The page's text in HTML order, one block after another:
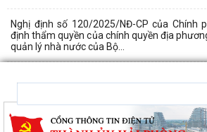
Nghị định số 120/2025/NĐ-CP của Chính
định thẩm quyền của chính quyền địa
quản lý nhà nước của Bộ...